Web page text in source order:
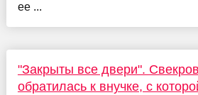
ее ...
"Закрыты все двери".
обратилась к внучке, с